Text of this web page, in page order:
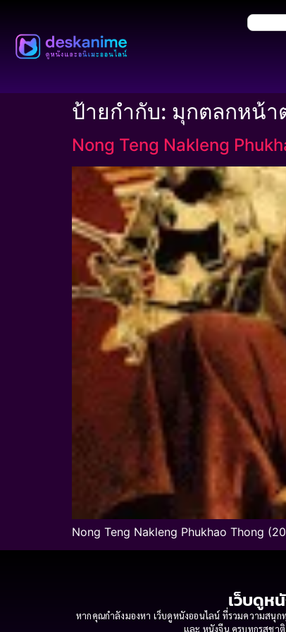
ป้ายกำกับ: มุกตลกหน้า
Nong Teng Nakleng
Nong Teng Nakleng Phukhao Thong
เว็บดูห
หากคุณกำลังมองหา เว็บดูหนังออนไลน์ ที่รวมความสนุ
และ หนังจีน ครบทุกรสชา